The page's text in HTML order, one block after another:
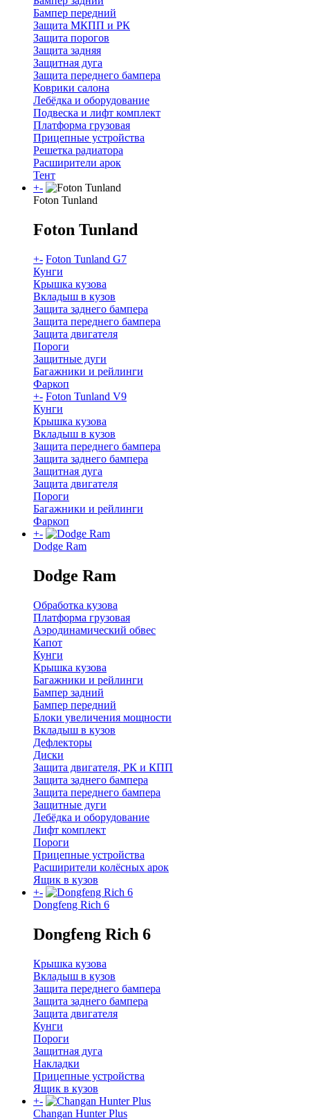
Бампер передний
Защита МКПП и РК
Защита порогов
Защита задняя
Защитная дуга
Защита переднего бампера
Коврики салона
Лебёдка и оборудование
Подвеска и лифт комплект
Платформа грузовая
Прицепные устройства
Решетка радиатора
Расширители арок
Тент
+-
Foton Tunland
Foton Tunland
+- Foton Tunland G7
Кунги
Крышка кузова
Вкладыш в кузов
Защита заднего бампера
Защита переднего бампера
Защита двигателя
Пороги
Защитные дуги
Багажники и рейлинги
Фаркоп
+- Foton Tunland V9
Кунги
Крышка кузова
Вкладыш в кузов
Защита переднего бампера
Защита заднего бампера
Защитная дуга
Защита двигателя
Пороги
Багажники и рейлинги
Фаркоп
+-
Dodge Ram
Dodge Ram
Обработка кузова
Платформа грузовая
Аэродинамический обвес
Капот
Кунги
Крышка кузова
Багажники и рейлинги
Бампер задний
Бампер передний
Блоки увеличения мощности
Вкладыш в кузов
Дефлекторы
Диски
Защита двигателя, РК и КПП
Защита заднего бампера
Защита переднего бампера
Защитные дуги
Лебёдка и оборудование
Лифт комплект
Пороги
Прицепные устройства
Расширители колёсных арок
Ящик в кузов
+-
Dongfeng Rich 6
Dongfeng Rich 6
Крышка кузова
Вкладыш в кузов
Защита переднего бампера
Защита заднего бампера
Защита двигателя
Кунги
Пороги
Защитная дуга
Накладки
Прицепные устройства
Ящик в кузов
+-
Changan Hunter Plus